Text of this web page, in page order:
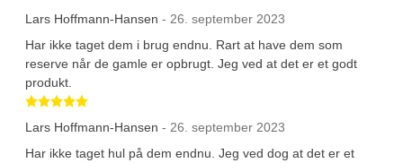
Lars Hoffmann-Hansen - 26. september 2023
Har ikke taget dem i brug endnu. Rart at have dem som
reserve når de gamle er opbrugt. Jeg ved at det er et godt
produkt.
Betygsatt 5 av 5 stjärnor
Lars Hoffmann-Hansen - 26. september 2023
Har ikke taget hul på dem endnu. Jeg ved dog at det er et